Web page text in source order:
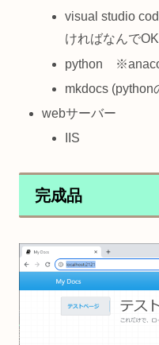
visual studio
ければなんでOK
python
mkdocs (python
webサーバー
IIS
完成品